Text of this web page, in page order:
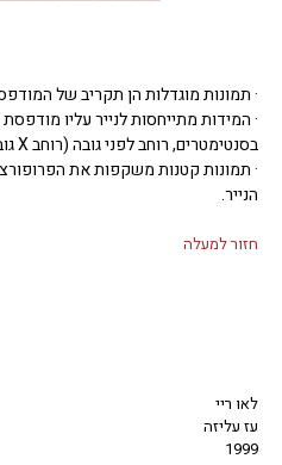
· תמונות מוגדלות הן תקריב של
· המידות מתייחסות לנייר עליו
בסנטימטרים, רוחב לפני גובה (רוחב X גובה).
· תמונות קטנות משקפות את
הנייר.
חזור למעלה
לאו ריי
עז עליזה
1999